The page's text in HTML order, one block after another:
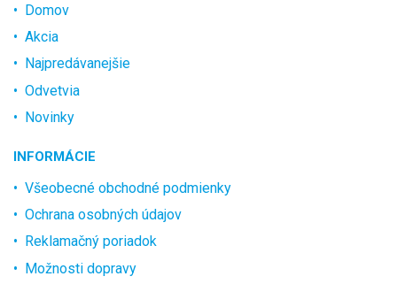
Domov
Akcia
Najpredávanejšie
Odvetvia
Novinky
INFORMÁCIE
Všeobecné obchodné podmienky
Ochrana osobných údajov
Reklamačný poriadok
Možnosti dopravy